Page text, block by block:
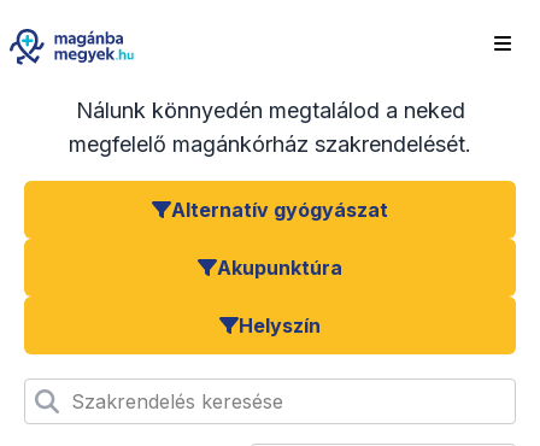
Nálunk könnyedén megtalálod a neked
megfelelő magánkórház szakrendelését.
Alternatív gyógyászat
Akupunktúra
Helyszín
Szakrendelés keresése